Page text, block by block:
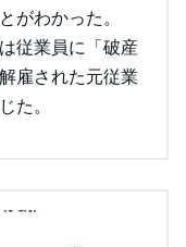
がわかった。
従業員に「破産
雇された元従業
た。